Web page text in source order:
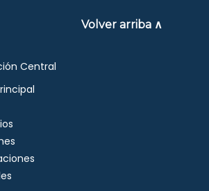
Volver arriba ∧
Central